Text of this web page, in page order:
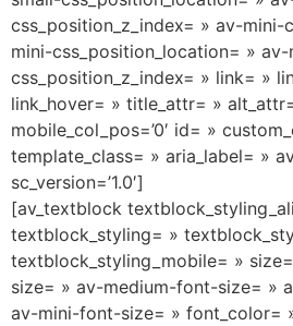
css_position_z_index= » av-
mini-css_position_location= »
css_position_z_index= » link= »
link_hover= » title_attr= »
mobile_col_pos=’0′ id= »
template_class= » aria_label= »
sc_version=’1.0′]
[av_textblock
textblock_styling= »
textblock_styling_mobile= »
size= » av-medium-font-size= »
av-mini-font-size= » font_color=